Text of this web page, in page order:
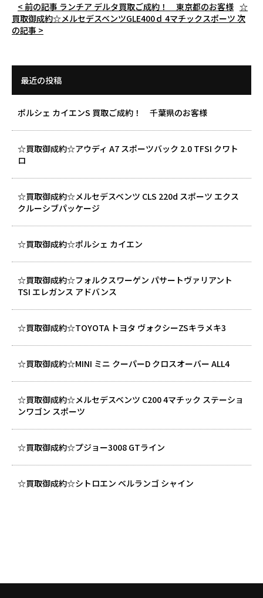
< 前の記事 ランチア デルタ買取ご成約！ 東京都のお客様 ☆
買取御成約☆メルセデスベンツGLE400ｄ 4マチックスポーツ 次
の記事 >
最近の投稿
ポルシェ カイエンS 買取ご成約！ 千葉県のお客様
☆買取御成約☆アウディ A7 スポーツバック 2.0 TFSI クワト
ロ
☆買取御成約☆メルセデスベンツ CLS 220d スポーツ エクス
クルーシブパッケージ
☆買取御成約☆ポルシェ カイエン
☆買取御成約☆フォルクスワーゲン パサートヴァリアント
TSI エレガンス アドバンス
☆買取御成約☆TOYOTA トヨタ ヴォクシーZSキラメキ3
☆買取御成約☆MINI ミニ クーパーD クロスオーバー ALL4
☆買取御成約☆メルセデスベンツ C200 4マチック ステーショ
ンワゴン スポーツ
☆買取御成約☆プジョー3008 GTライン
☆買取御成約☆シトロエン ベルランゴ シャイン